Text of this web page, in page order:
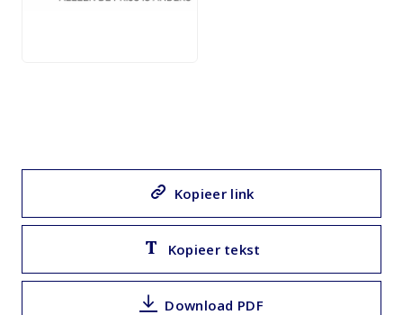
Kopieer link
Kopieer tekst
Download PDF